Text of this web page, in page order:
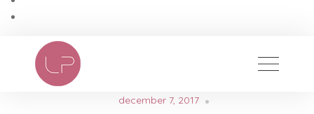
december 7, 2017